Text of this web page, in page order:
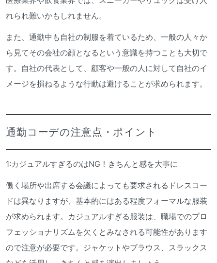
れられ難いかもしれません。
また、通勤中も自社の制服を着ているため、一般の人々か
ら見てその会社の顔となるという意識を持つことも大切で
す。自社の代表として、顧客や一般の人に対して自社のイ
メージを損ねるような行動は避けることが求められます。
通勤コーデの注意点・ポイント
1:カジュアルすぎるのはNG！きちんと感を大事に
働く場所や出席する会議によっても要求されるドレスコー
ドは異なりますが、基本的にはある程度フォーマルな服装
が求められます。カジュアルすぎる服装は、職場でのプロ
フェッショナリズムを欠くとみなされる可能性があります
ので注意が必要です。ジャケットやブラウス、スラックス